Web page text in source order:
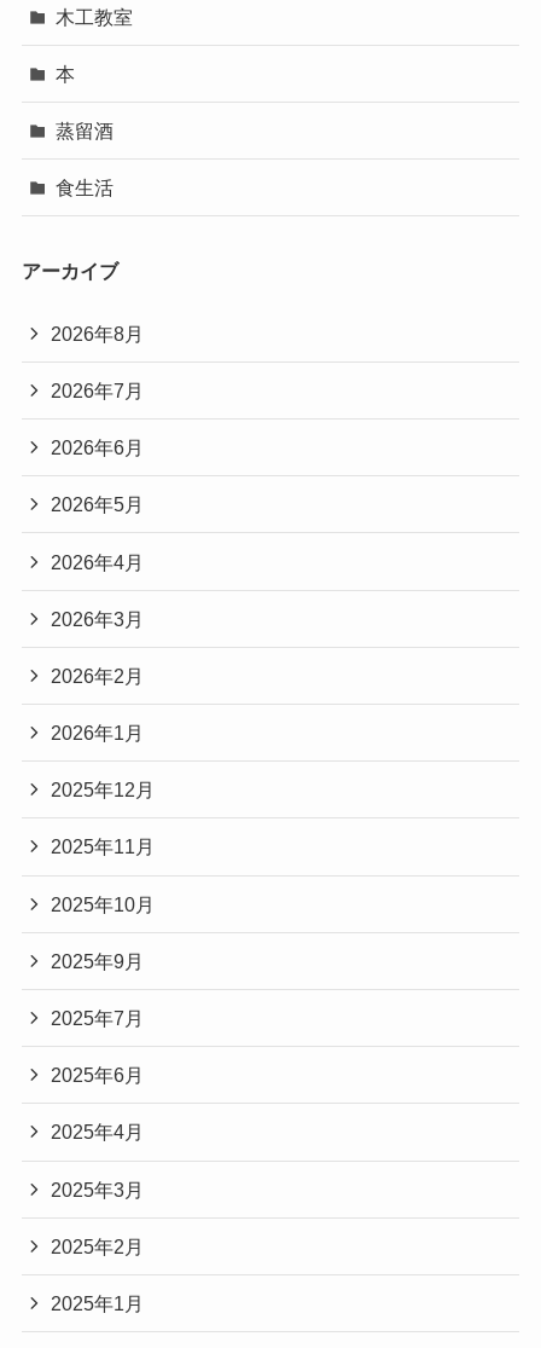
木工教室
本
蒸留酒
食生活
アーカイブ
2026年8月
2026年7月
2026年6月
2026年5月
2026年4月
2026年3月
2026年2月
2026年1月
2025年12月
2025年11月
2025年10月
2025年9月
2025年7月
2025年6月
2025年4月
2025年3月
2025年2月
2025年1月